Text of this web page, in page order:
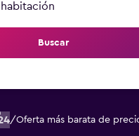
habitación
Buscar
/Oferta más barata de